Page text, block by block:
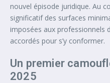
nouvel épisode juridique. Au
significatif des surfaces
imposées aux professionnels
accordés pour s’y conformer.
Un premier
2025